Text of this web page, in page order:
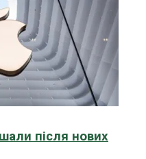
після нових